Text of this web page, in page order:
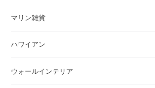
マリン雑貨
ハワイアン
ウォールインテリア